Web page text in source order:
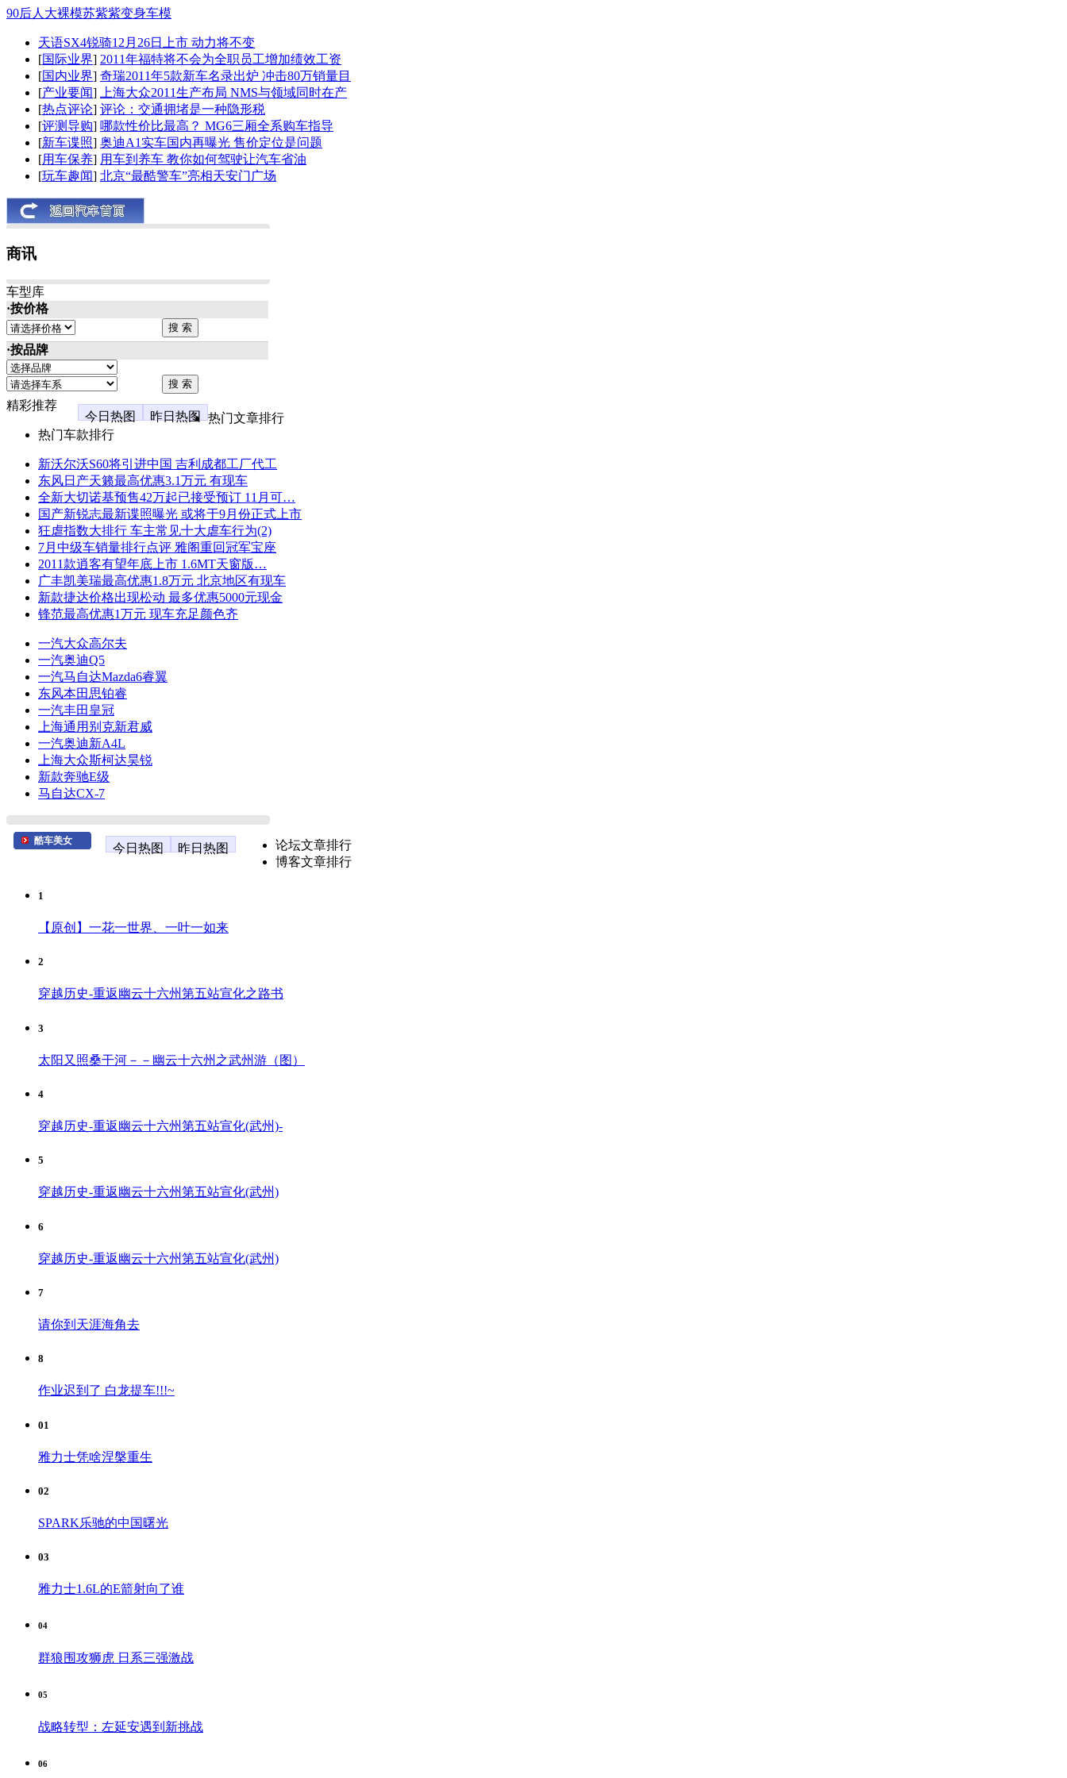
90后人大裸模苏紫紫变身车模
天语SX4锐骑12月26日上市 动力将不变
[国际业界] 2011年福特将不会为全职员工增加绩效工资
[国内业界] 奇瑞2011年5款新车名录出炉 冲击80万销量目
[产业要闻]
上海大众2011生产布局 NMS与领域同时在产
[热点评论] 评论：交通拥堵是一种隐形税
[评测导购] 哪款性价比最高？ MG6三厢全系购车指导
[新车谍照] 奥迪A1实车国内再曝光 售价定位是问题
[用车保养] 用车到养车 教你如何驾驶让汽车省油
[玩车趣闻] 北京“最酷警车”亮相天安门广场
商讯
车型库
·按价格
·按品牌
精彩推荐
今日热图
昨日热图
热门文章排行
热门车款排行
新沃尔沃S60将引进中国 吉利成都工厂代工
东风日产天籁最高优惠3.1万元 有现车
全新大切诺基预售42万起已接受预订 11月可…
国产新锐志最新谍照曝光 或将于9月份正式上市
狂虐指数大排行 车主常见十大虐车行为(2)
7月中级车销量排行点评 雅阁重回冠军宝座
2011款逍客有望年底上市 1.6MT天窗版…
广丰凯美瑞最高优惠1.8万元 北京地区有现车
新款捷达价格出现松动 最多优惠5000元现金
锋范最高优惠1万元 现车充足颜色齐
一汽大众高尔夫
一汽奥迪Q5
一汽马自达Mazda6睿翼
东风本田思铂睿
一汽丰田皇冠
上海通用别克新君威
一汽奥迪新A4L
上海大众斯柯达昊锐
新款奔驰E级
马自达CX-7
酷车美女
今日热图 昨日热图
论坛文章排行
博客文章排行
1
【原创】一花一世界、一叶一如来
2
穿越历史-重返幽云十六州第五站宣化之路书
3
太阳又照桑干河－－幽云十六州之武州游（图）
4
穿越历史-重返幽云十六州第五站宣化(武州)-
5
穿越历史-重返幽云十六州第五站宣化(武州)
6
穿越历史-重返幽云十六州第五站宣化(武州)
7
请你到天涯海角去
8
作业迟到了 白龙提车!!!~
01
雅力士凭啥涅槃重生
02
SPARK乐驰的中国曙光
03
雅力士1.6L的E箭射向了谁
04
群狼围攻狮虎 日系三强激战
05
战略转型：左延安遇到新挑战
06